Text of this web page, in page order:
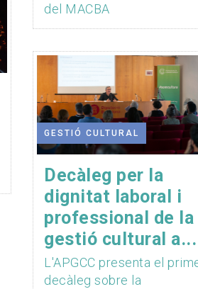
del MACBA
GESTIÓ CULTURAL
Decàleg per la
dignitat laboral i
professional de la
gestió cultural a...
L'APGCC presenta el
decàleg sobre la